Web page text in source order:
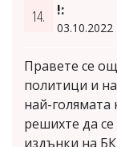
14. !:
03.10.2022
Правете се
политици и
най-голямата
решихте да
издънки на